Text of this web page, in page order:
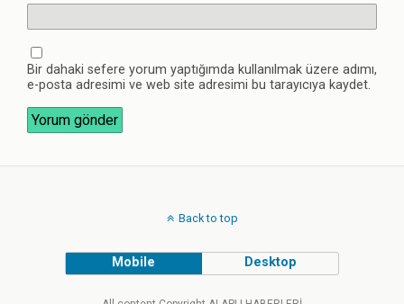
Bir dahaki sefere yorum yaptığımda kullanılmak üzere adımı,
e-posta adresimi ve web site adresimi bu tarayıcıya kaydet.
Back to top
Mobile Desktop